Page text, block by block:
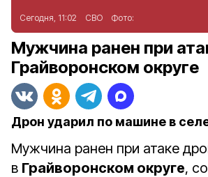
Сегодня, 11:02 СВО Фото:
Мужчина ранен при
Грайворонском округе
Дрон ударил по машине в
Мужчина ранен при атаке
в Грайворонском округе,